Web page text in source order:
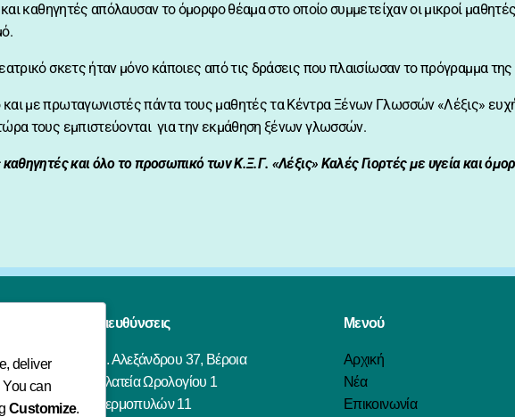
και καθηγητές απόλαυσαν το όμορφο θέαμα στο οποίο συμμετείχαν οι μικροί
σκετς ήταν μόνο κάποιες από τις δράσεις που πλαισίωσαν το πρόγραμμα της
με πρωταγωνιστές πάντα τους μαθητές τα Κέντρα Ξένων Γλωσσών «Λέξις»
τους εμπιστεύονται για την εκμάθηση ξένων γλωσσών.
και όλο το προσωπικό των Κ.Ξ.Γ. «Λέξις» Καλές Γιορτές με υγεία και
και
με
ανθρώπινη
Διευθύνσεις
Μ. Αλεξάνδρου 37, Βέροια
Πλατεία Ωρολογίου 1
Θερμοπυλών 11
Μενού
Αρχική
Νέα
Επικοινωνία
deliver
You can
Customize.